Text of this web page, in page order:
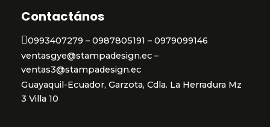
Contactános
0993407279 – 0987805191 – 0979099146
ventasgye@stampadesign.ec –
ventas3@stampadesign.ec
Guayaquil-Ecuador, Garzota, Cdla. La Herradura Mz
3 Villa 10